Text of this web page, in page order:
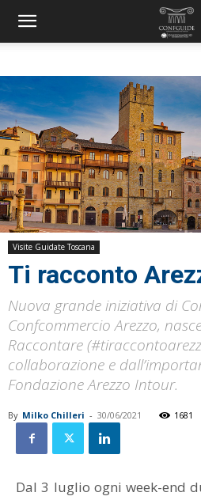
Visite Guidate Toscana
Ti racconto
Nuova grande iniziativa di
Confcommercio Arezzo,
Raccontare
collaborazione e
Fondazione Arezzo Intour.
By Milko Chilleri - 30/06/2021 1681
Dal 3 luglio ogni week-end